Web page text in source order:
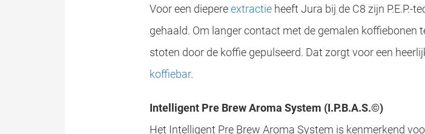
Voor een diepereextractie heeft Jura bij de C8 zijn P.E.P.-
gehaald. Om langer contact met de gemalen
stoten door de koffie gepulseerd. Dat zorgt voor een
koffiebar.
Intelligent Pre Brew Aroma System (I.P.B.A.S.©)
Het Intelligent Pre Brew Aroma System is kenmerkend